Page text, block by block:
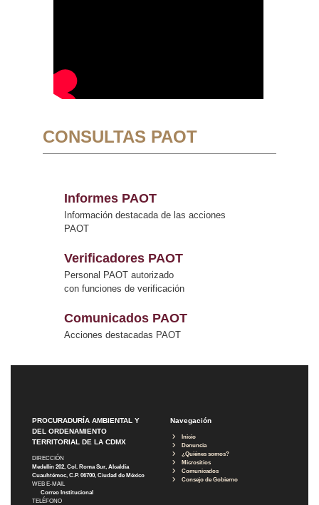
CONSULTAS PAOT
Informes PAOT
Información destacada de las acciones
PAOT
Verificadores PAOT
Personal PAOT autorizado
con funciones de verificación
Comunicados PAOT
Acciones destacadas PAOT
PROCURADURÍA AMBIENTAL Y
DEL ORDENAMIENTO
TERRITORIAL DE LA CDMX
DIRECCIÓN
Medellín 202, Col. Roma Sur, Alcaldía
Cuauhtémoc, C.P. 06700, Ciudad de México
WEB E-MAIL
Correo Institucional
TELÉFONO
Navegación
Inicio
Denuncia
¿Quiénes somos?
Micrositios
Comunicados
Consejo de Gobierno